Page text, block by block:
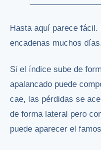
Hasta aquí parece
encadenas muchos
Si el índice sube de
apalancado puede
cae, las pérdidas se
de forma lateral pero
puede aparecer el